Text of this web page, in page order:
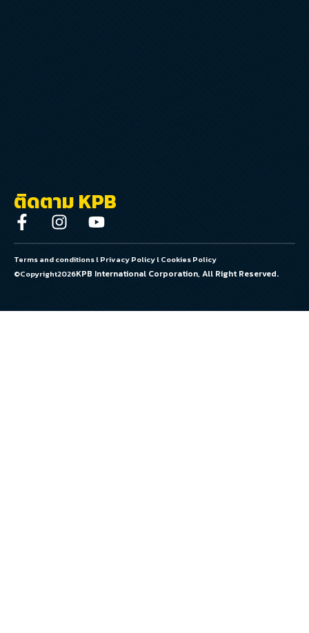
ติดตาม KPB
Terms and conditionslPrivacy PolicylCookies Policy
©Copyright2026KPB International Corporation, All Right Reserved.